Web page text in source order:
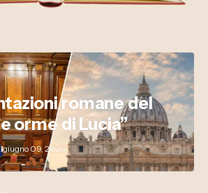
romane del
orme di Lucia”
giugno 09, 2026